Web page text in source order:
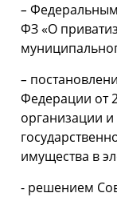
–
ФЗ «О
–
Федерации от
организации
имущества в
- решением